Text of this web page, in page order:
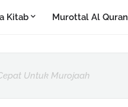
Kitab Murottal Al Quran
Untuk Murojaah